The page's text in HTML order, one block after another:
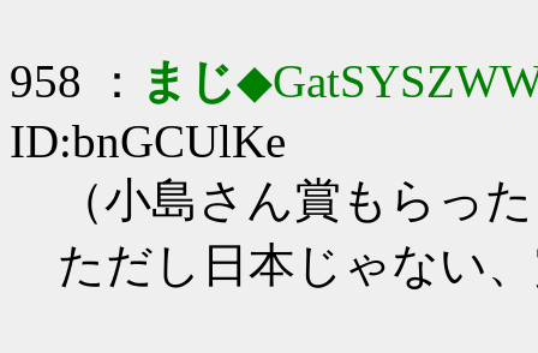
958 ： まじ
ID:bnGCUlKe
（小島さん賞もらっ
ただし日本じゃない